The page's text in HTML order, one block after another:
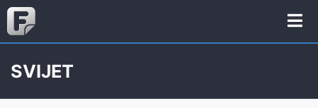
SVIJET